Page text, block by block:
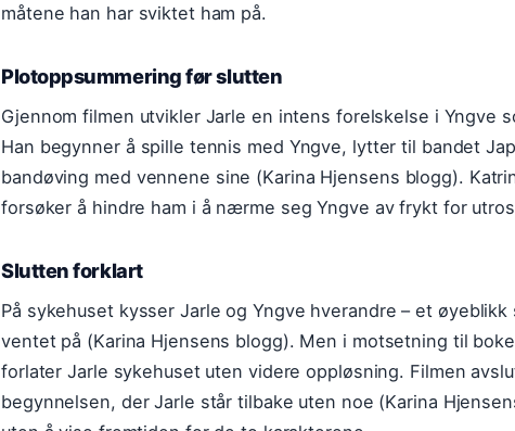
måtene han har sviktet ham på.
Plotoppsummering før slutten
Gjennom filmen utvikler Jarle en intens forelskelse i Yngve
Han begynner å spille tennis med Yngve, lytter til bandet
bandøving med vennene sine (Karina Hjensens blogg).
forsøker å hindre ham i å nærme seg Yngve av frykt for
Slutten forklart
På sykehuset kysser Jarle og Yngve hverandre – et
ventet på (Karina Hjensens blogg). Men i motsetning til
forlater Jarle sykehuset uten videre oppløsning. Filmen
begynnelsen, der Jarle står tilbake uten noe (Karina